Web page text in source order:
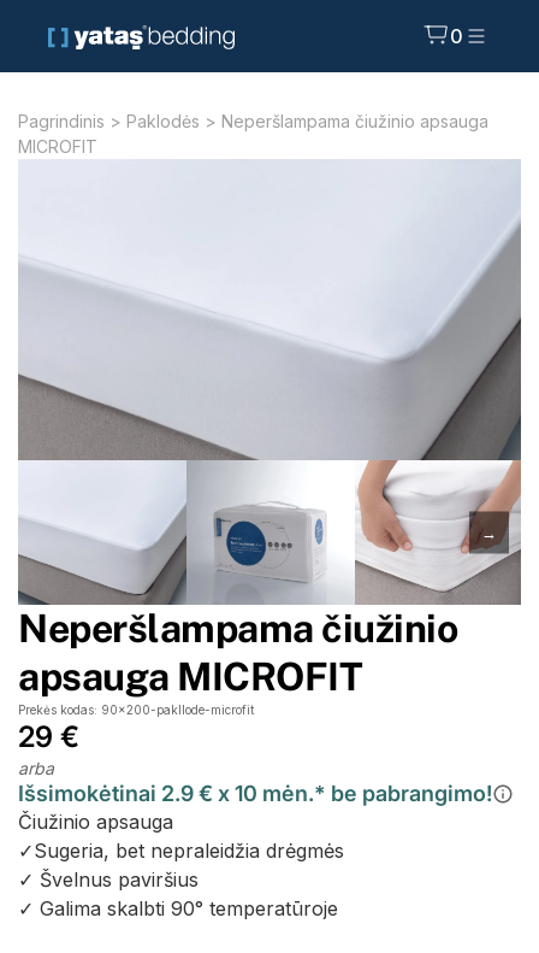
0
Pagrindinis > Paklodės > Neperšlampama čiužinio apsauga
MICROFIT
→
Neperšlampama čiužinio
apsauga MICROFIT
29 €
Prekės kodas: 90x200-pakllode-microfit
arba
Išsimokėtinai 2.9 € x 10 mėn.* be pabrangimo!
Čiužinio apsauga
✓Sugeria, bet nepraleidžia drėgmės
✓ Švelnus paviršius
✓ Galima skalbti 90° temperatūroje